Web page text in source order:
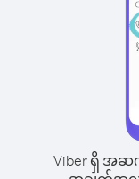
Viber ရှိ အ